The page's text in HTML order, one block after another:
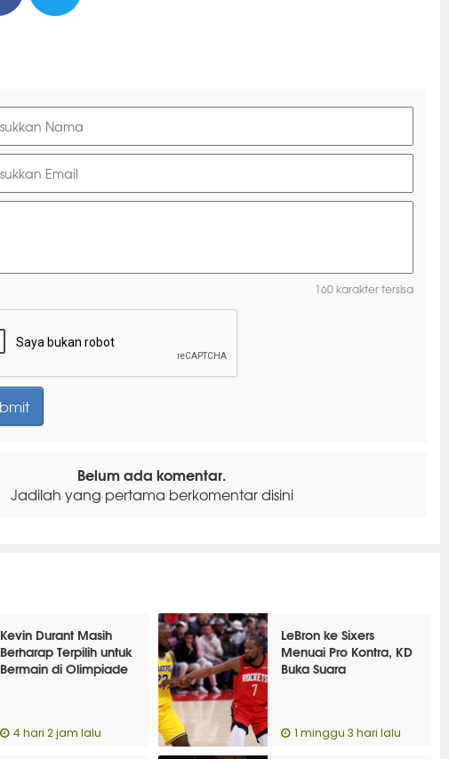
160 karakter tersisa
Belum ada komentar.
Jadilah yang pertama berkomentar disini
Kevin Durant Masih
Berharap Terpilih untuk
Bermain di Olimpiade
4 hari 2 jam lalu
LeBron ke Sixers
Menuai Pro Kontra, KD
Buka Suara
1 minggu 3 hari lalu